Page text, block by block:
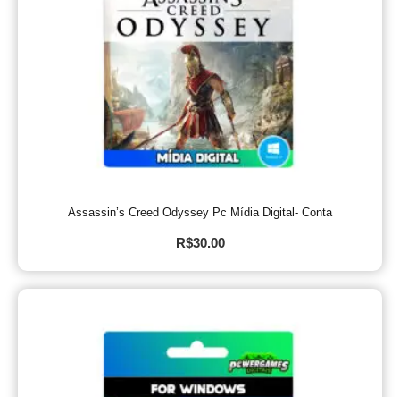
Assassin’s Creed Odyssey Pc Mídia Digital- Conta
R$30.00